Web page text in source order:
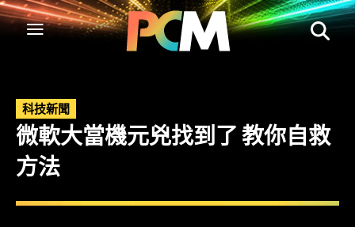
科技新聞
微軟大當機元兇找到了 教你自救
方法